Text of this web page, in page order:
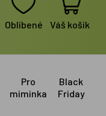
Oblíbené Váš košík
Pro
miminka
Black
Friday